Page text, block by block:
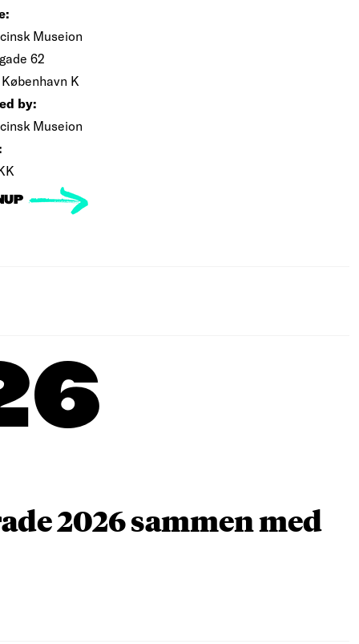
Museion
62
K
by:
Museion
2026 sammen med